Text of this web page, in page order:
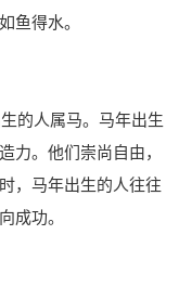
鱼得水。
的人属马。马年出生
力。他们崇尚自由，
，马年出生的人往往
成功。